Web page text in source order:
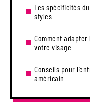
Les spécificités
styles
Comment
votre visage
Conseils pour
américain